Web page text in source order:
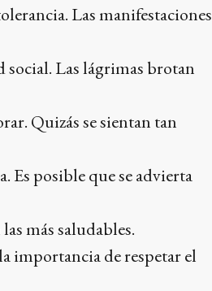
Las manifestaciones
social. Las lágrimas brotan
Quizás se sientan tan
Es posible que se advierta
más saludables.
importancia de respetar el